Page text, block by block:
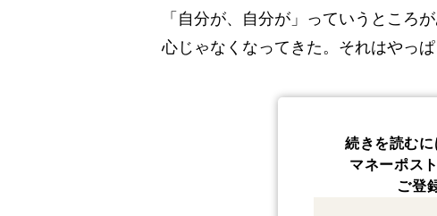
「自分が、自分が」っていうところ
心じゃなくなってきた。それはやっ
続きを読む
マネーポス
ご登